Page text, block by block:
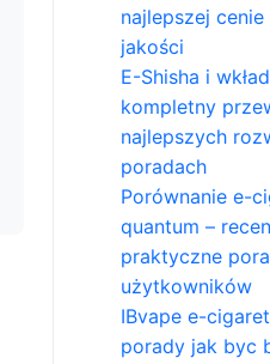
najlepszej
jakości
E-Shisha i
kompletny
najlepszych
poradach
Porównanie e-
quantum –
praktyczne
użytkowników
IBvape e-
porady jak byc